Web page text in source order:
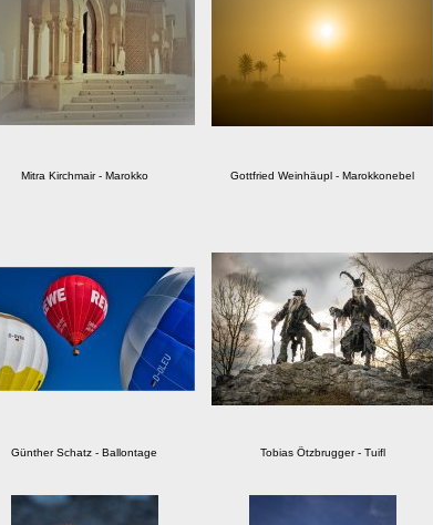
Mitra Kirchmair - Marokko Gottfried Weinhäupl - Marokkonebel
Günther Schatz - Ballontage Tobias Ötzbrugger - Tuifl